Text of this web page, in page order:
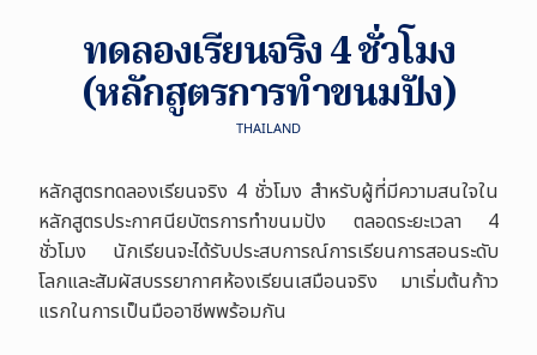
ทดลองเรียนจริง 4 ชั่วโมง
(หลักสูตรการทำขนมปัง)
THAILAND
หลักสูตรทดลองเรียนจริง 4 ชั่วโมง สำหรับผู้ที่มีความสนใจใน
หลักสูตรประกาศนียบัตรการทำขนมปัง ตลอดระยะเวลา 4
ชั่วโมง นักเรียนจะได้รับประสบการณ์การเรียนการสอนระดับ
โลกและสัมผัสบรรยากาศห้องเรียนเสมือนจริง มาเริ่มต้นก้าว
แรกในการเป็นมืออาชีพพร้อมกัน